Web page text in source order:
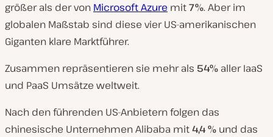
größer als der von Microsoft Azure mit7%. Aber im
globalen Maßstab sind diese vier US-amerikanischen
Giganten klare Marktführer.
Zusammen repräsentieren sie mehr als 54% aller IaaS
und PaaS Umsätze weltweit.
Nach den führenden US-Anbietern folgen das
chinesische Unternehmen Alibaba mit4,4 % und das